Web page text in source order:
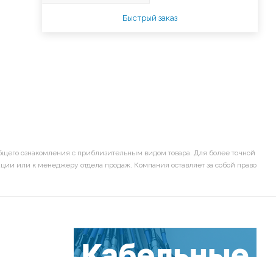
Быстрый заказ
ознакомления с приблизительным видом товара. Для более точной
или к менеджеру отдела продаж. Компания оставляет за собой право